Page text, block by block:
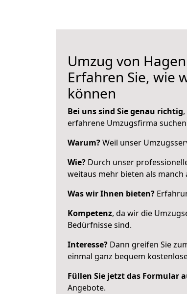
Umzug von
Erfahren Sie, wie
können
Bei uns sind Sie genau richtig
erfahrene Umzugsfirma
Warum?Weil unser
Wie? Durch unser
weitaus mehr bieten als
Was wir Ihnen bieten?
Kompetenz, da wir die
Bedürfnisse sind.
Interesse? Dann greifen Sie
einmal ganz bequem
Füllen Sie jetzt das Formular
Angebote.